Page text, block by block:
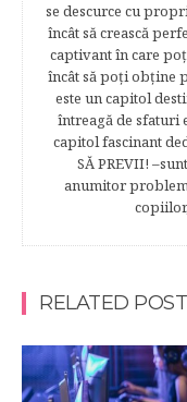
se descurce cu
încât să crească
captivant în care
încât să poţi obţine
este un capitol
întreagă de sfaturi
capitol fascinant
SĂ PREVII!
anumitor
RELATED